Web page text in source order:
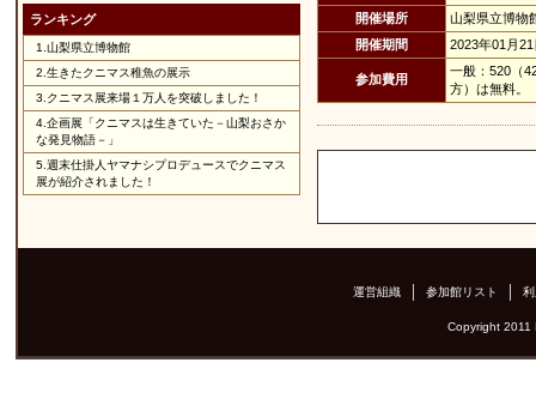
ランキング
1. 山梨県立博物館
2. 生きたクニマス稚魚の展示
3. クニマス展来場１万人を突破しました！
4. 企画展「クニマスは生きていた－山梨おさか
な発見物語－」
5. 週末仕掛人ヤマナシプロデュースでクニマス
展が紹介されました！
開催場所
山梨県立博物
開催期間
2023年01月
参加費用
一般：520（
方）は無料。
運営組織 参加館リスト
Copyright 2011